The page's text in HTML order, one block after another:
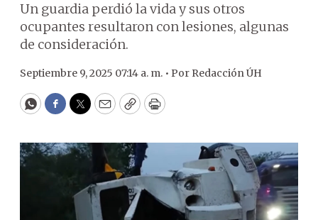
Un guardia perdió la vida y sus otros
ocupantes resultaron con lesiones, algunas
de consideración.
Septiembre 9, 2025 07:14 a. m. • Por Redacción ÚH
WhatsApp
Facebook
Twitter
EmailCopyPrint